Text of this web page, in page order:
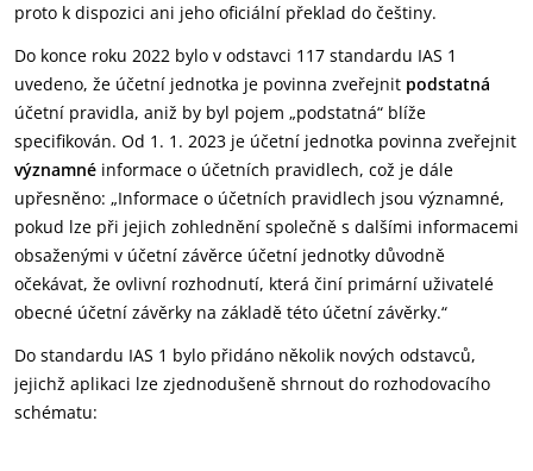
proto k dispozici ani jeho oficiální překlad do češtiny.
Do konce roku 2022 bylo v odstavci 117 standardu IAS 1
uvedeno, že účetní jednotka je povinna zveřejnit podstatná
účetní pravidla, aniž by byl pojem „podstatná“ blíže
specifikován. Od 1. 1. 2023 je účetní jednotka povinna zveřejnit
významné informace o účetních pravidlech, což je dále
upřesněno: „Informace o účetních pravidlech jsou významné,
pokud lze při jejich zohlednění společně s dalšími informacemi
obsaženými v účetní závěrce účetní jednotky důvodně
očekávat, že ovlivní rozhodnutí, která činí primární uživatelé
obecné účetní závěrky na základě této účetní závěrky.“
Do standardu IAS 1 bylo přidáno několik nových odstavců,
jejichž aplikaci lze zjednodušeně shrnout do rozhodovacího
schématu: